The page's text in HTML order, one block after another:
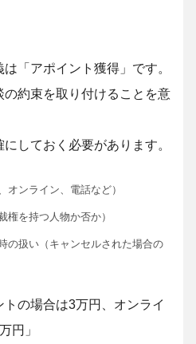
「アポイント獲得」です。
の約束を取り付けることを意
しておく必要があります。
オンライン、電話など）
権を持つ人物か否か）
の扱い（キャンセルされた場合の
の場合は3万円、オンライ
円」